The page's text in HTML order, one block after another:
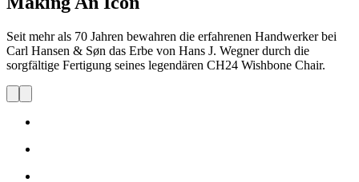
Seit mehr als 70 Jahren bewahren die erfahrenen Handwerkerbei
Carl Hansen & Søn das Erbe von Hans J. Wegnerdurch die
sorgfältige Fertigung seines legendären CH24 Wishbone Chair.